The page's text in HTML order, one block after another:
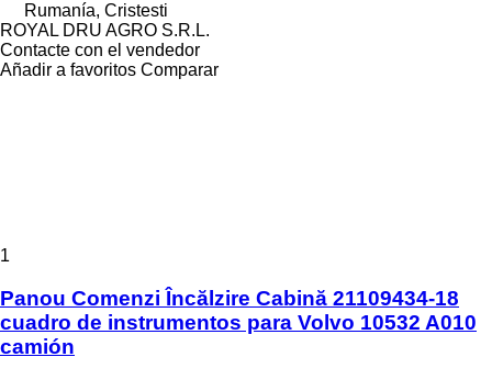
Rumanía, Cristesti
ROYAL DRU AGRO S.R.L.
Contacte con el vendedor
Añadir a favoritos Comparar
1
Panou Comenzi Încălzire Cabină 21109434-18
cuadro de instrumentos para Volvo 10532 A010
camión